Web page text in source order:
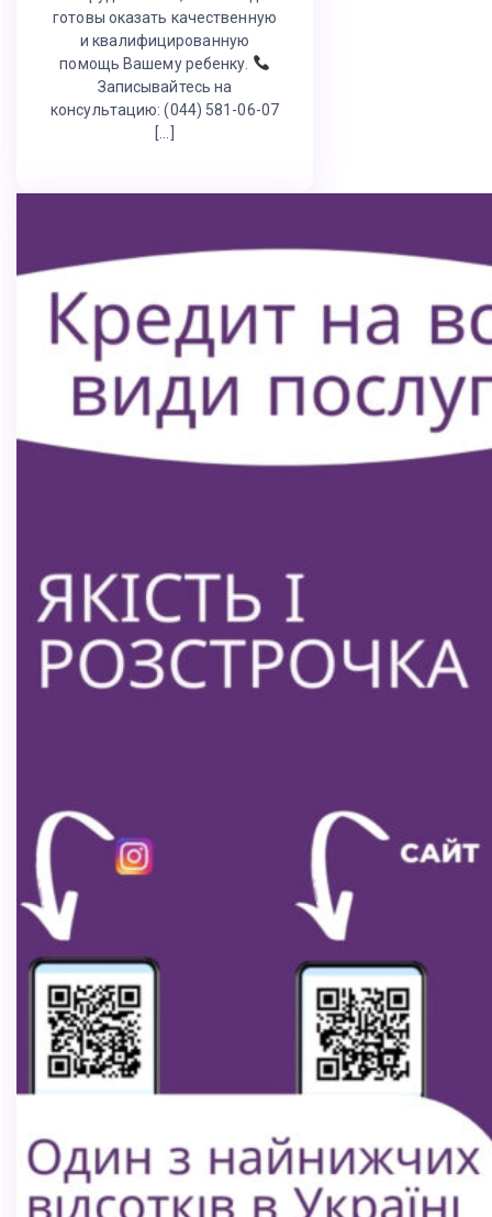
готовы оказать качественную
и квалифицированную
помощь Вашему ребенку.
Записывайтесь на
консультацию: (044) 581-06-07
[…]